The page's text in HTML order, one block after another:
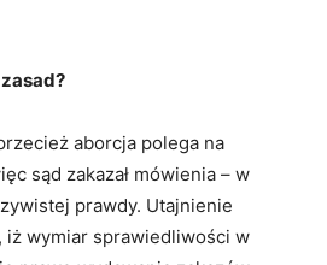
aborcja polega na
sąd zakazał mówienia – w
prawdy. Utajnienie
iż wymiar sprawiedliwości w